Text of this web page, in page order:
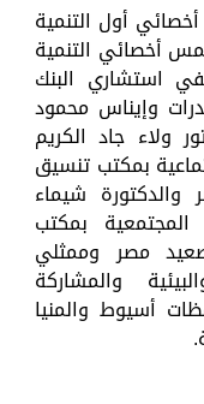
أول التنمية
أخصائي التنمية
استشاري البنك
وإيناس محمود
ولاء جاد الكريم
بمكتب تنسيق
والدكتورة شيماء
بمكتب
مصر وممثلي
والمشاركة
أسيوط والمنيا